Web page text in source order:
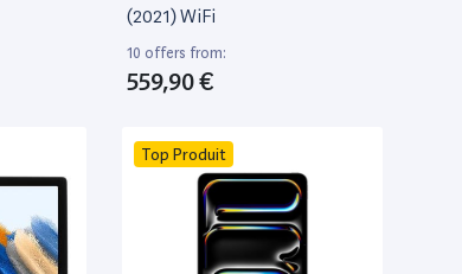
(2021) WiFi
10 offers from:
559,90 €
Top Produit